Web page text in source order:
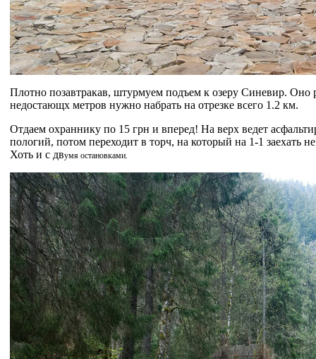
Плотно позавтракав, штурмуем подъем к озеру Синевир. Оно
недостающх метров нужно набрать на отрезке всего 1.2 км.
Отдаем охраннику по 15 грн и вперед! На верх ведет
пологий, потом переходит в торч, на который на 1-1 заехать
Хоть и с двумя остановками.